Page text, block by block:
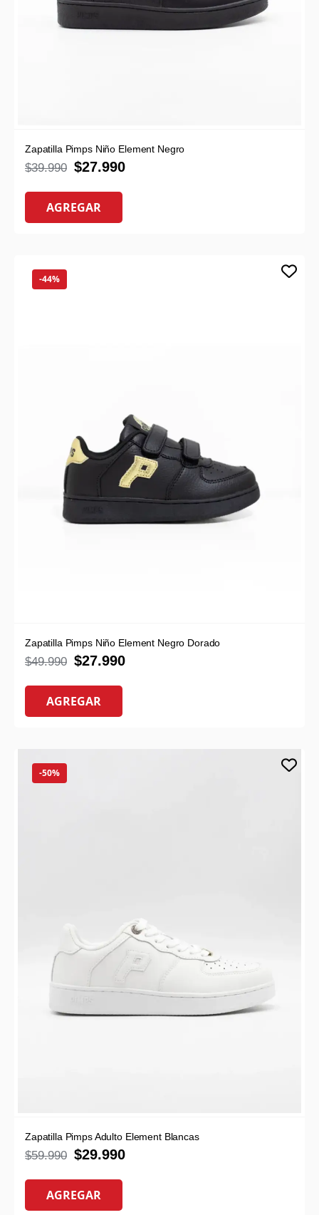
Zapatilla Pimps Niño Element Negro
$39.990 $27.990
AGREGAR
-44%
Zapatilla Pimps Niño Element Negro Dorado
$49.990 $27.990
AGREGAR
-50%
Zapatilla Pimps Adulto Element Blancas
$59.990 $29.990
AGREGAR